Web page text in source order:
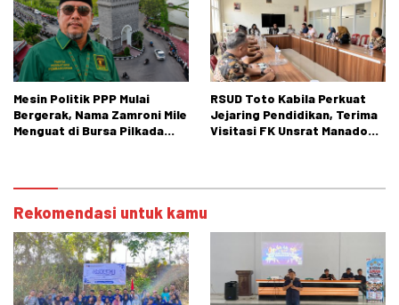
Mesin Politik PPP Mulai
Bergerak, Nama Zamroni Mile
Menguat di Bursa Pilkada
RSUD Toto Kabila Perkuat
Jejaring Pendidikan, Terima
Visitasi FK Unsrat Manado
Rekomendasi untuk kamu